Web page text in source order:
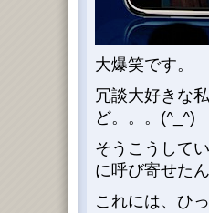
大爆笑です。
冗談大好きな
ど。。。(^_^)
そうこうして
に呼び寄せたん
これには、ひ